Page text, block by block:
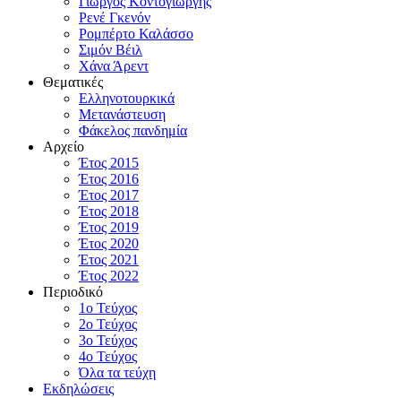
Ρενέ Γκενόν
Ρομπέρτο Καλάσσο
Σιμόν Βέιλ
Χάνα Άρεντ
Θεματικές
Ελληνοτουρκικά
Μετανάστευση
Φάκελος πανδημία
Αρχείο
Έτος 2015
Έτος 2016
Έτος 2017
Έτος 2018
Έτος 2019
Έτος 2020
Έτος 2021
Έτος 2022
Περιοδικό
1ο Τεύχος
2ο Τεύχος
3ο Τεύχος
4o Τεύχος
Όλα τα τεύχη
Εκδηλώσεις